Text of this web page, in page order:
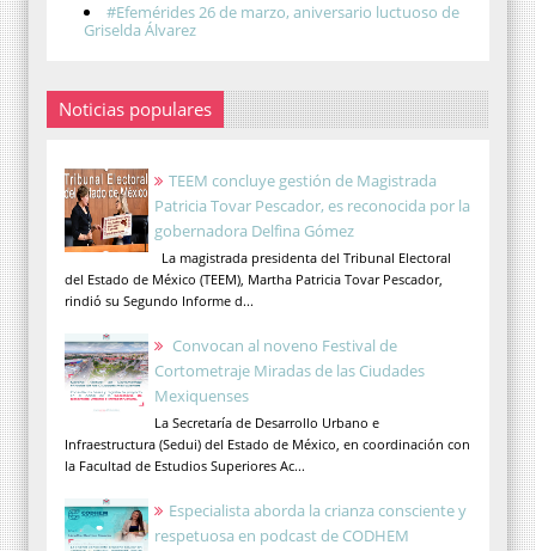
#Efemérides 26 de marzo, aniversario luctuoso de
Griselda Álvarez
Noticias populares
TEEM concluye gestión de Magistrada
Patricia Tovar Pescador, es reconocida por la
gobernadora Delfina Gómez
La magistrada presidenta del Tribunal Electoral
del Estado de México (TEEM), Martha Patricia Tovar Pescador,
rindió su Segundo Informe d...
Convocan al noveno Festival de
Cortometraje Miradas de las Ciudades
Mexiquenses
La Secretaría de Desarrollo Urbano e
Infraestructura (Sedui) del Estado de México, en coordinación con
la Facultad de Estudios Superiores Ac...
Especialista aborda la crianza consciente y
respetuosa en podcast de CODHEM